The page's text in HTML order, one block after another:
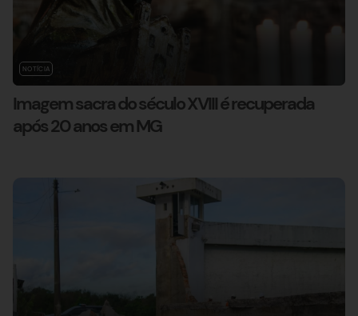
NOTÍCIA
Imagem sacra do século XVIII é recuperada
após 20 anos em MG